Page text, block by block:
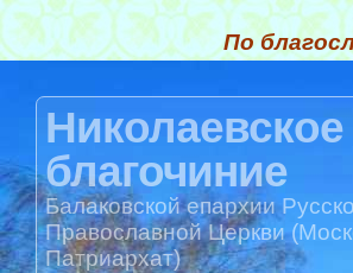
По
Николаевское
благочиние
Балаковской епархии
Православной Церкви
Патриархат)